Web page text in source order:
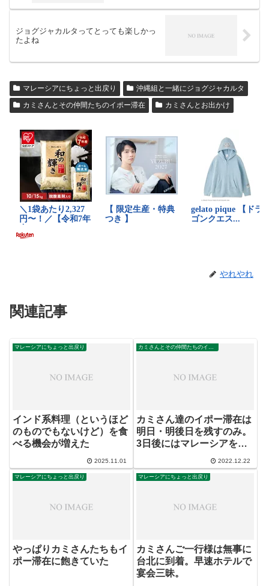
ジョグジャカルタってとっても楽しかっ
たよね
マレーシアにちょっと出戻り
沖縄組と一緒にジョグジャカルタ
カミさんとその仲間たちのイポー滞在
カミさんとお出かけ
やれやれ
関連記事
マレーシアにちょっと出戻り
インド系料理（というほど
のものでもないけど）を食
べる機会が増えた
2025.11.01
カミさんとその仲間たちのイポー滞在
カミさん達のイポー滞在は
明日・明後日を残すのみ。
3日後にはマレーシアを出
2022.12.22
マレーシアにちょっと出戻り
やっぱりカミさんたちもイ
ポー滞在に飽きていた
マレーシアにちょっと出戻り
カミさんご一行様は無事に
台北に到着。早速ホテルで
宴会三昧。